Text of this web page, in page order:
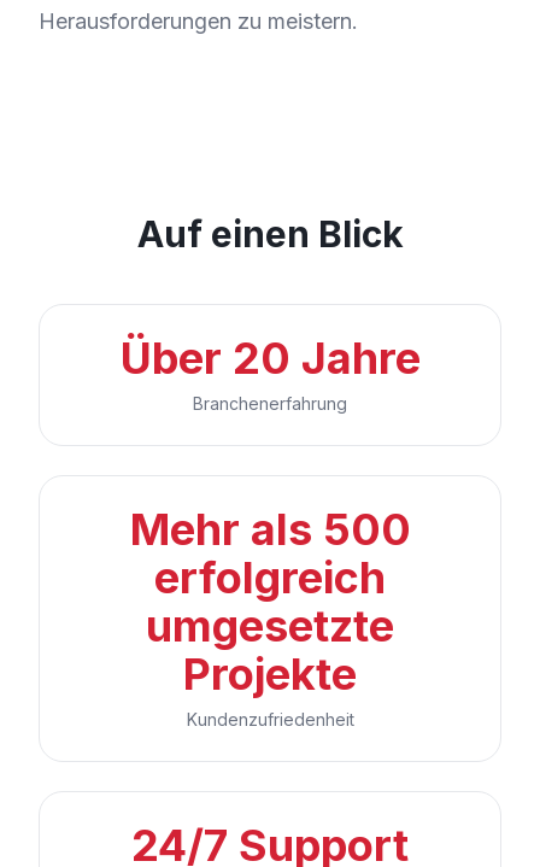
Herausforderungen zu meistern.
Auf einen Blick
Über 20 Jahre
Branchenerfahrung
Mehr als 500
erfolgreich
umgesetzte
Projekte
Kundenzufriedenheit
24/7 Support